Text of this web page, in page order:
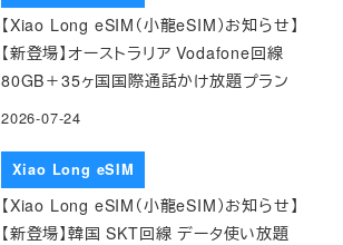
【Xiao Long eSIM（小龍eSIM）お知らせ】
【新登場】オーストラリア Vodafone回線
80GB＋35ヶ国国際通話かけ放題プラン
2026-07-24
Xiao Long eSIM
【Xiao Long eSIM（小龍eSIM）お知らせ】
【新登場】韓国 SKT回線 データ使い放題